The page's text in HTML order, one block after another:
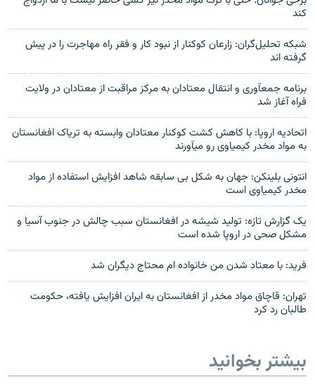
کند
شبکه تحلیل‌گران: زارعان کوکنار از نبود کار و فقر راه مهاجرت را در پیش
گرفته اند
برنامه جمعآوری و انتقال معتادان به مرکز مراقبت از معتادان در ولایت
فراه آغاز شد
اتحادیه اروپا: با کاهش کشت کوکنار معتادان وابسته به تریاک افغانستان
به مواد مخدر کیمیاوی رو میآورند
انتونی بلینکن: جهان به شکل بی سابقه شاهد افزایش استفاده از مواد
مخدر کیمیاوی است
یک گزارش تازه: تولید شیشه در افغانستان سبب چالش در جنوب آسیا و
مشکل صحی در اروپا شده است
فرید: با معتاد شدن من خانواده ام محتاج دیگران شد
تهران: قاچاق مواد مخدر از افغانستان به ایران افزایش یافته، حکومت
طالبان رد کرد
بیشتر بخوانید